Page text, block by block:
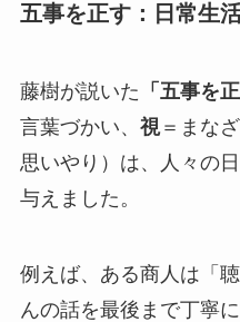
五事を正す：日常生
藤樹が説いた 「五事を正
言葉づかい、 視＝まなざ
思いやり）は、人々の
与えました。
例えば、ある商人は「
んの話を最後まで丁寧